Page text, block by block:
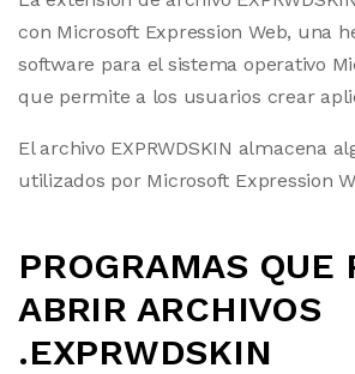
con Microsoft Expression Web, una
software para el sistema operativo
que permite a los usuarios crear
El archivo EXPRWDSKIN almacena
utilizados por Microsoft Expression
PROGRAMAS QUE
ABRIR ARCHIVOS
.EXPRWDSKIN